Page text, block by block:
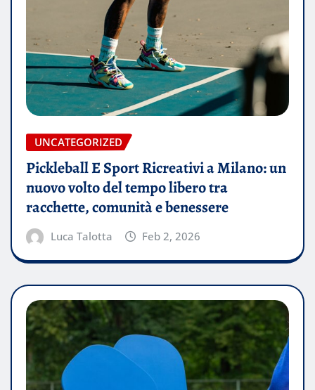
UNCATEGORIZED
Pickleball E Sport Ricreativi a Milano: un
nuovo volto del tempo libero tra
racchette, comunità e benessere
Luca Talotta Feb 2, 2026